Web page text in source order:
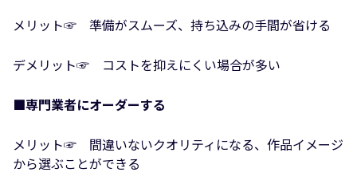
メリット☞ 準備がスムーズ、持ち込みの手間が省ける
デメリット☞ コストを抑えにくい場合が多い
■専門業者にオーダーする
メリット☞ 間違いないクオリティになる、作品イメージ
から選ぶことができる